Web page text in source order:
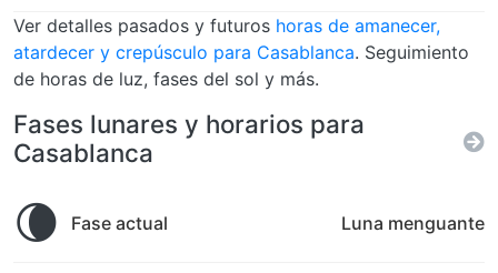
Ver detalles pasados y futuros horas de amanecer,
atardecer y crepúsculo para Casablanca. Seguimiento
de horas de luz, fases del sol y más.
Fases lunares y horarios para
Casablanca
🌘 Fase actual Luna menguante